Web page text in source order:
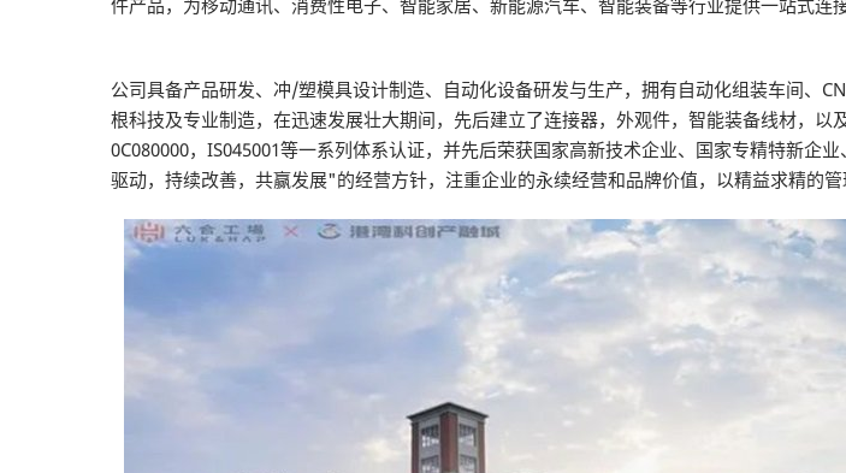
公司具备产品研发、冲/塑模具设计制造、自动化设备研发与生产，拥有自动化组装车间、
根科技及专业制造，在迅速发展壮大期间，先后建立了连接器，外观件，智能装备线材，以
0C080000，IS045001等一系列体系认证，并先后荣获国家高新技术企业、国家专精特新
驱动，持续改善，共赢发展"的经营方针，注重企业的永续经营和品牌价值，以精益求精的